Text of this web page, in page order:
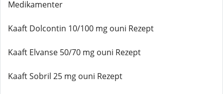
Medikamenter
Kaaft Dolcontin 10/100 mg ouni Rezept
Kaaft Elvanse 50/70 mg ouni Rezept
Kaaft Sobril 25 mg ouni Rezept